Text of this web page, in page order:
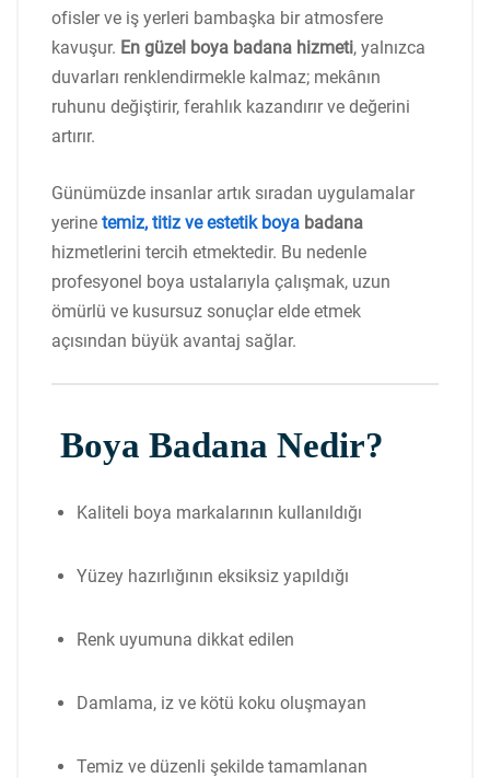
ofisler ve iş yerleri bambaşka bir atmosfere
kavuşur. En güzel boya badana hizmeti, yalnızca
duvarları renklendirmekle kalmaz; mekânın
ruhunu değiştirir, ferahlık kazandırır ve değerini
artırır.
Günümüzde insanlar artık sıradan uygulamalar
yerine temiz, titiz ve estetik boya badana
hizmetlerini tercih etmektedir. Bu nedenle
profesyonel boya ustalarıyla çalışmak, uzun
ömürlü ve kusursuz sonuçlar elde etmek
açısından büyük avantaj sağlar.
Boya Badana Nedir?
Kaliteli boya markalarının kullanıldığı
Yüzey hazırlığının eksiksiz yapıldığı
Renk uyumuna dikkat edilen
Damlama, iz ve kötü koku oluşmayan
Temiz ve düzenli şekilde tamamlanan